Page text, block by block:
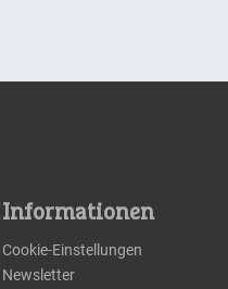
Informationen
Cookie-Einstellungen
Newsletter